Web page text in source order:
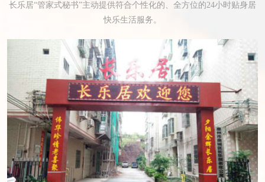
长乐居“管家式秘书”主动提供符合个性化的、全方位的24小时贴身居
快乐生活服务。